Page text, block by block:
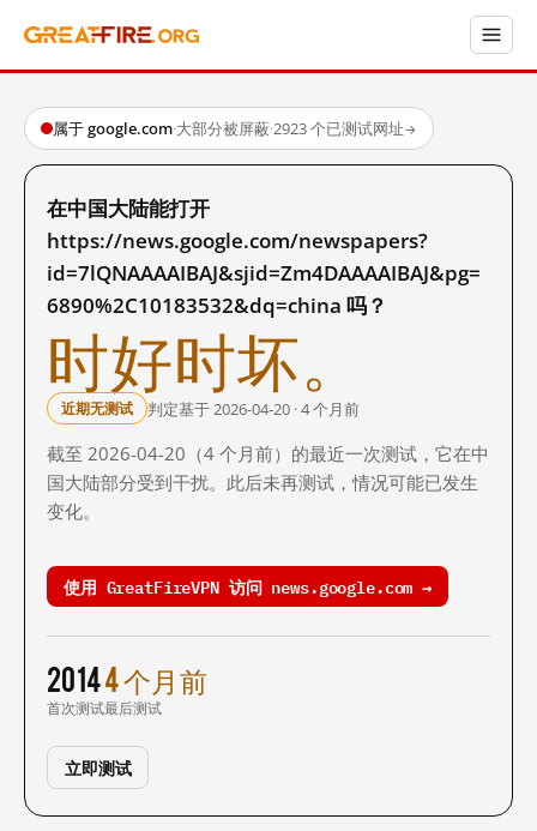
属于 google.com·大部分被屏蔽·2923 个已测试网址→
在中国大陆能打开
https://news.google.com/newspapers?
id=7lQNAAAAIBAJ&sjid=Zm4DAAAAIBAJ&pg=
6890%2C10183532&dq=china 吗？
时好时坏。
近期无测试 判定基于 2026-04-20 · 4 个月前
截至 2026-04-20（4 个月前）的最近一次测试，它在中
国大陆部分受到干扰。此后未再测试，情况可能已发生
变化。
使用 GreatFireVPN 访问 news.google.com →
2014
首次测试
4 个月前
最后测试
立即测试